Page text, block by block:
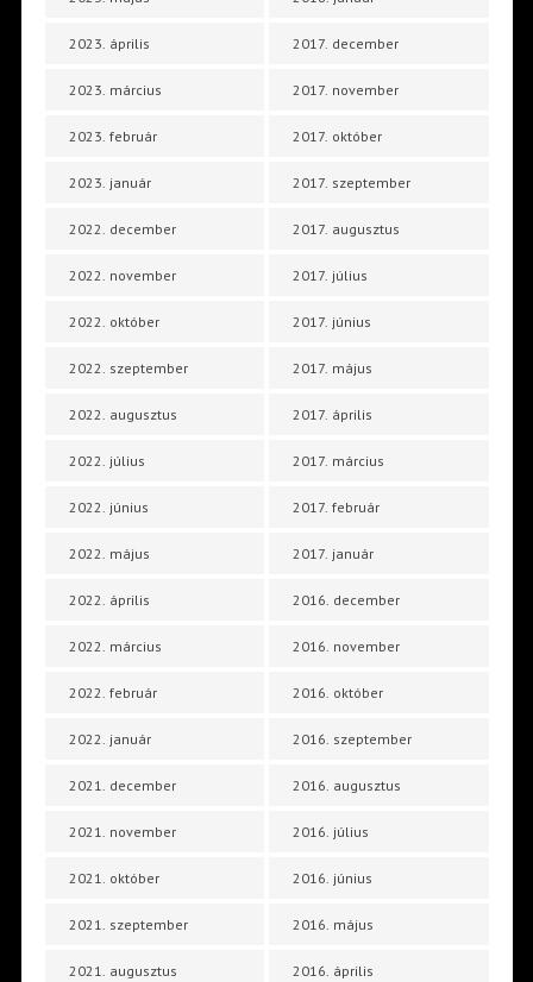
2023. április
2023. március
2023. február
2023. január
2022. december
2022. november
2022. október
2022. szeptember
2022. augusztus
2022. július
2022. június
2022. május
2022. április
2022. március
2022. február
2022. január
2021. december
2021. november
2021. október
2021. szeptember
2021. augusztus
2017. december
2017. november
2017. október
2017. szeptember
2017. augusztus
2017. július
2017. június
2017. május
2017. április
2017. március
2017. február
2017. január
2016. december
2016. november
2016. október
2016. szeptember
2016. augusztus
2016. július
2016. június
2016. május
2016. április